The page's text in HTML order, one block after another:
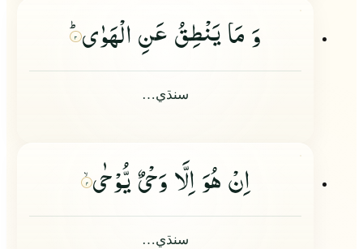
وَ مَا یَنْطِقُ عَنِ الْهَوٰىؕ ۳
سنڌي…
اِنْ هُوَ اِلَّا وَحْیٌ یُّوْحٰى ۴
سنڌي…